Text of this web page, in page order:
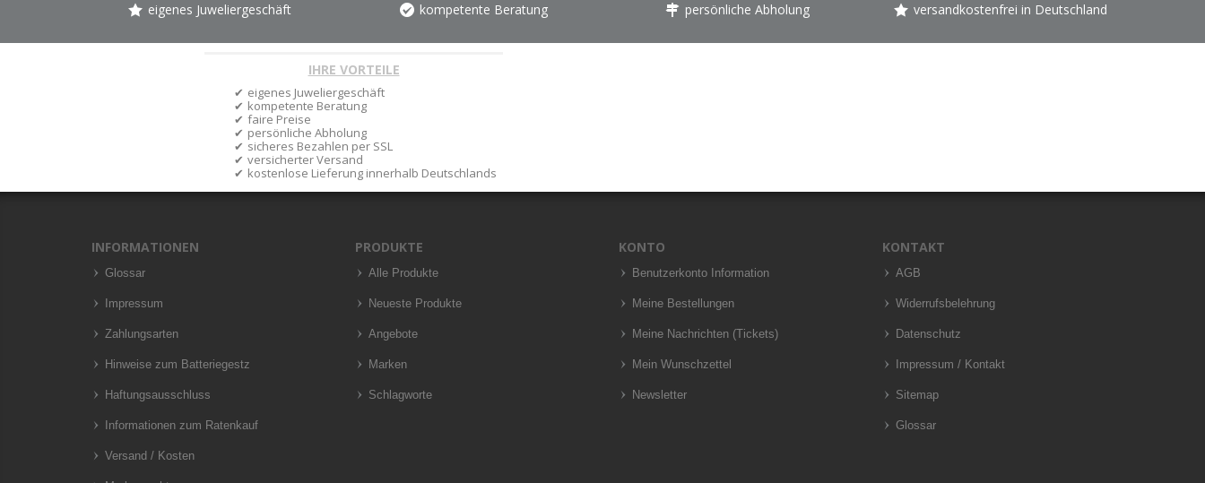
eigenes Juweliergeschäft kompetente Beratung persönliche Abholung versandkostenfrei in Deutschland
IHRE VORTEILE
eigenes Juweliergeschäft
kompetente Beratung
faire Preise
persönliche Abholung
sicheres Bezahlen per SSL
versicherter Versand
kostenlose Lieferung innerhalb Deutschlands
INFORMATIONEN
Glossar
Impressum
Zahlungsarten
Hinweise zum Batteriegestz
Haftungsausschluss
Informationen zum Ratenkauf
Versand / Kosten
PRODUKTE
Alle Produkte
Neueste Produkte
Angebote
Marken
Schlagworte
KONTO
Benutzerkonto Information
Meine Bestellungen
Meine Nachrichten (Tickets)
Mein Wunschzettel
Newsletter
KONTAKT
AGB
Widerrufsbelehrung
Datenschutz
Impressum / Kontakt
Sitemap
Glossar